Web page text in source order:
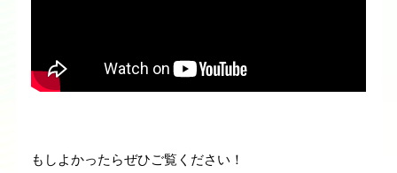
もしよかったらぜひご覧ください！